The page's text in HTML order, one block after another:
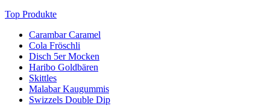
Top Produkte
Carambar Caramel
Cola Fröschli
Disch 5er Mocken
Haribo Goldbären
Skittles
Malabar Kaugummis
Swizzels Double Dip